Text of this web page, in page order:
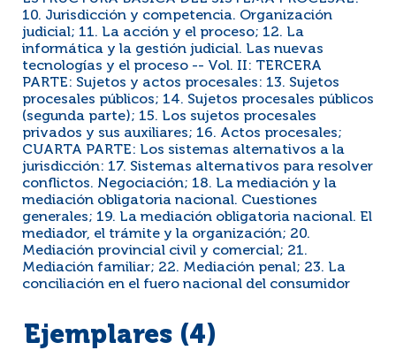
10. Jurisdicción y competencia. Organización
judicial; 11. La acción y el proceso; 12. La
informática y la gestión judicial. Las nuevas
tecnologías y el proceso -- Vol. II: TERCERA
PARTE: Sujetos y actos procesales: 13. Sujetos
procesales públicos; 14. Sujetos procesales públicos
(segunda parte); 15. Los sujetos procesales
privados y sus auxiliares; 16. Actos procesales;
CUARTA PARTE: Los sistemas alternativos a la
jurisdicción: 17. Sistemas alternativos para resolver
conflictos. Negociación; 18. La mediación y la
mediación obligatoria nacional. Cuestiones
generales; 19. La mediación obligatoria nacional. El
mediador, el trámite y la organización; 20.
Mediación provincial civil y comercial; 21.
Mediación familiar; 22. Mediación penal; 23. La
conciliación en el fuero nacional del consumidor
Ejemplares (4)